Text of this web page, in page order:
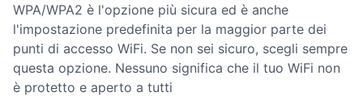
WPA/WPA2 è l'opzione più sicura ed è anche
l'impostazione predefinita per la maggior parte dei
punti di accesso WiFi. Se non sei sicuro, scegli sempre
questa opzione. Nessuno significa che il tuo WiFi non
è protetto e aperto a tutti